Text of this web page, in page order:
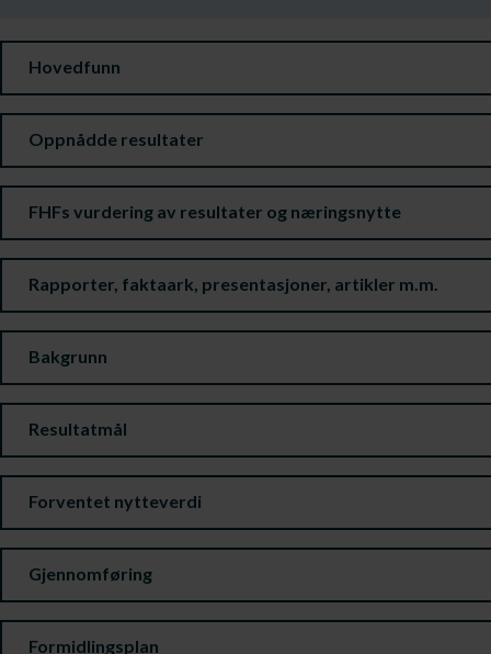
Hovedfunn
Oppnådde resultater
FHFs vurdering av resultater og næringsnytte
Rapporter, faktaark, presentasjoner, artikler m.m.
Bakgrunn
Resultatmål
Forventet nytteverdi
Gjennomføring
Formidlingsplan